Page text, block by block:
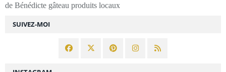
SUIVEZ-MOI
de Bénédicte gâteau produits locaux